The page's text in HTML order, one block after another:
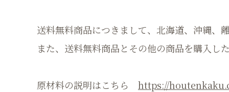
送料無料商品につきまして、北海道、沖縄、
また、送料無料商品とその他の商品を購入し
原材料の説明はこちら https://